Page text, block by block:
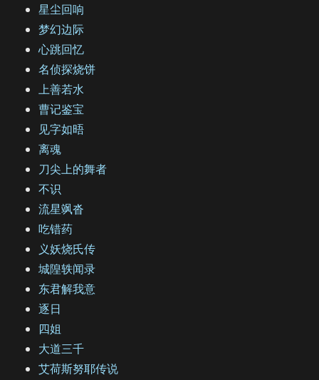
星尘回响
梦幻边际
心跳回忆
名侦探烧饼
上善若水
曹记鉴宝
见字如晤
离魂
刀尖上的舞者
不识
流星飒沓
吃错药
义妖烧氏传
城隍轶闻录
东君解我意
逐日
四姐
大道三千
艾荷斯努耶传说